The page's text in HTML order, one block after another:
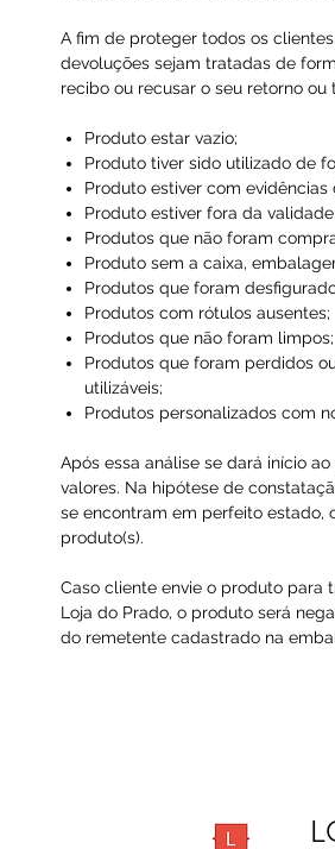
A fim de proteger todos os
devoluções sejam tratadas de
recibo ou recusar o seu retorno
Produto estar vazio;
Produto tiver sido utilizado de
Produto estiver com evidências
Produto estiver fora da validade;
Produtos que não foram
Produto sem a caixa,
Produtos que foram
Produtos com rótulos ausentes;
Produtos que não foram limpos;
Produtos que foram perdidos
utilizáveis;
Produtos personalizados com
Após essa análise se dará início
valores. Na hipótese de
se encontram em perfeito estado,
produto(s).
Caso cliente envie o produto para
Loja do Prado, o produto será
do remetente cadastrado na